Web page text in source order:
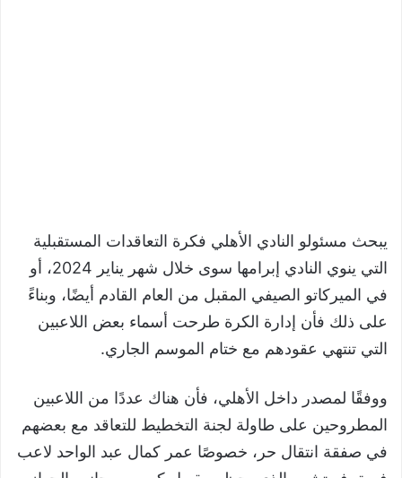
يبحث مسئولو النادي الأهلي فكرة التعاقدات المستقبلية
التي ينوي النادي إبرامها سوى خلال شهر يناير 2024، أو
في الميركاتو الصيفي المقبل من العام القادم أيضًا، وبناءً
على ذلك فأن إدارة الكرة طرحت أسماء بعض اللاعبين
التي تنتهي عقودهم مع ختام الموسم الجاري.
ووفقًا لمصدر داخل الأهلي، فأن هناك عددًا من اللاعبين
المطروحين على طاولة لجنة التخطيط للتعاقد مع بعضهم
في صفقة انتقال حر، خصوصًا عمر كمال عبد الواحد لاعب